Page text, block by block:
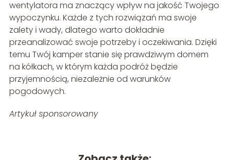
wentylatora ma znaczący wpływ na jakość Twojego
wypoczynku. Każde z tych rozwiązań ma swoje
zalety i wady, dlatego warto dokładnie
przeanalizować swoje potrzeby i oczekiwania. Dzięki
temu Twój kamper stanie się prawdziwym domem
na kółkach, w którym każda podróż będzie
przyjemnością, niezależnie od warunków
pogodowych.
Artykuł sponsorowany